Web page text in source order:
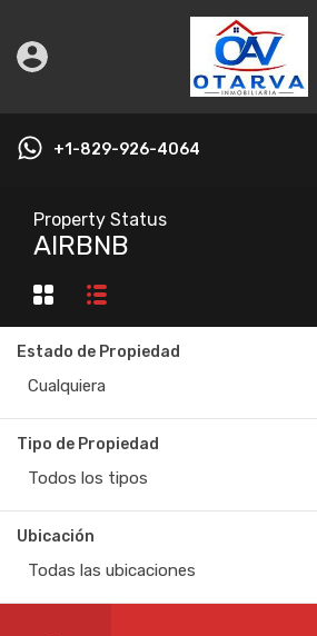
+1-829-926-4064
Property Status
AIRBNB
Estado de Propiedad
Cualquiera
Tipo de Propiedad
Todos los tipos
Ubicación
Todas las ubicaciones